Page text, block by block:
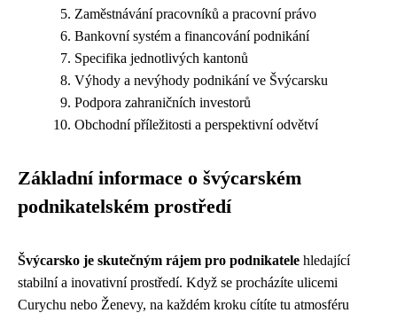
Zaměstnávání pracovníků a pracovní právo
Bankovní systém a financování podnikání
Specifika jednotlivých kantonů
Výhody a nevýhody podnikání ve Švýcarsku
Podpora zahraničních investorů
Obchodní příležitosti a perspektivní odvětví
Základní informace o švýcarském
podnikatelském prostředí
Švýcarsko je skutečným rájem pro podnikatele hledající
stabilní a inovativní prostředí. Když se procházíte ulicemi
Curychu nebo Ženevy, na každém kroku cítíte tu atmosféru